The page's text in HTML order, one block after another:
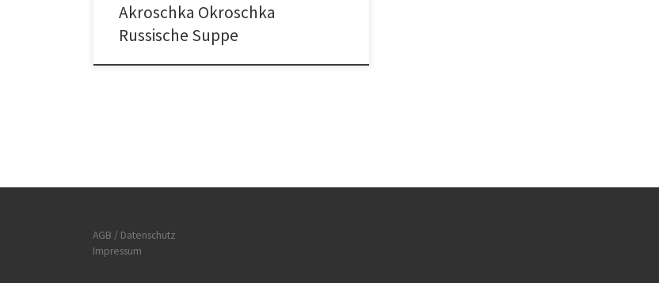
Akroschka Okroschka
Russische Suppe
AGB / Datenschutz
Impressum